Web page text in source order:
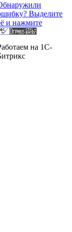
Выделите
и нажмите
на 1C-